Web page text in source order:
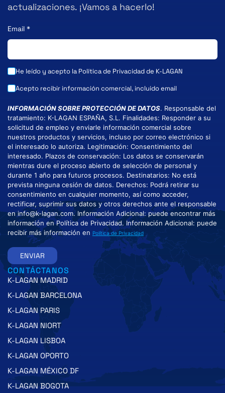
actualizaciones. ¡Vamos a hacerlo!
Email *
He leído y acepto laPolítica de Privacidadde K-LAGAN
Acepto recibir información comercial, incluido email
INFORMACIÓN SOBRE PROTECCIÓN DE DATOS. Responsable del
tratamiento: K-LAGAN ESPAÑA, S.L. Finalidades: Responder a su
solicitud de empleo y enviarle información comercial sobre
nuestros productos y servicios, incluso por correo electrónico si
el interesado lo autoriza. Legitimación: Consentimiento del
interesado. Plazos de conservación: Los datos se conservarán
mientras dure el proceso abierto de selección de personal y
durante 1 año para futuros procesos. Destinatarios: No está
prevista ninguna cesión de datos. Derechos: Podrá retirar su
consentimiento en cualquier momento, así como acceder,
rectificar, suprimir sus datos y otros derechos ante el responsable
en info@k-lagan.com. Información Adicional: puede encontrar más
información en Política de Privacidad. Información Adicional: puede
recibir más información en Política de Privacidad
ENVIAR
CONTÁCTANOS
K-LAGAN MADRID
K-LAGAN BARCELONA
K-LAGAN PARIS
K-LAGAN NIORT
K-LAGAN LISBOA
K-LAGAN OPORTO
K-LAGAN MÉXICO DF
K-LAGAN BOGOTA